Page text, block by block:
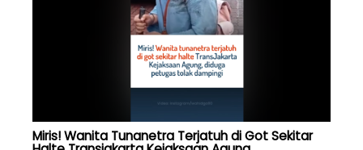
Miris! Wanita Tunanetra Terjatuh di Got Sekitar